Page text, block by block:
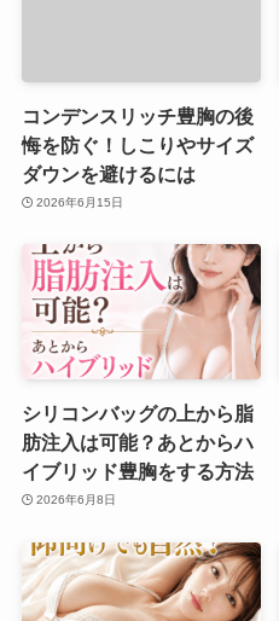
コンデンスリッチ豊胸の後
悔を防ぐ！しこりやサイズ
ダウンを避けるには
2026年6月15日
シリコンバッグの上から脂
肪注入は可能？あとからハ
イブリッド豊胸をする方法
2026年6月8日